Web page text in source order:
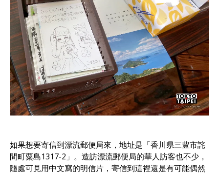
如果想要寄信到漂流郵便局來，地址是「香川県三豊市詫
間町粟島1317-2」。造訪漂流郵便局的華人訪客也不少，
隨處可見用中文寫的明信片，寄信到這裡還是有可能偶然